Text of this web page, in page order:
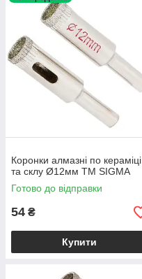
Коронки алмазні по кераміці
та склу Ø12мм ТМ SIGMA
Готово до відправки
54 ₴
Купити